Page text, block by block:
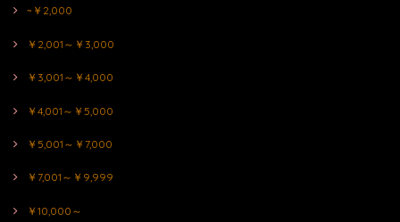
~￥2,000
￥2,001～￥3,000
￥3,001～￥4,000
￥4,001～￥5,000
￥5,001～￥7,000
￥7,001～￥9,999
￥10,000～